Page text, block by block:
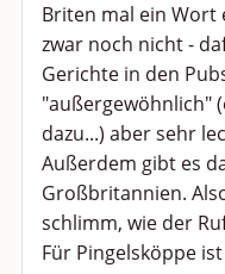
Briten mal ein Wort
zwar noch nicht -
Gerichte in den
"außergewöhnlich"
dazu...) aber sehr
Außerdem gibt es
Großbritannien.
schlimm, wie der
Für Pingelsköppe